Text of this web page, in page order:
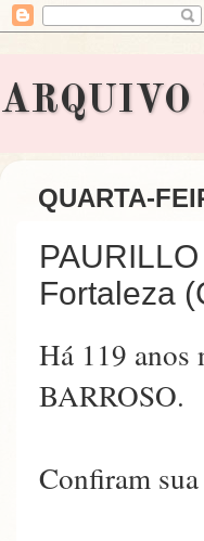
ARQUIVO
QUARTA-
Fortaleza
Há 119
BARROSO.
Confiram